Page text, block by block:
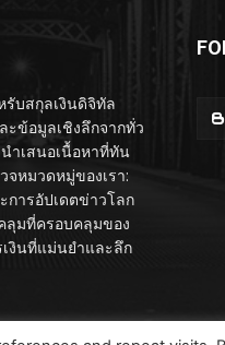
บสกุลเงินดิจิทัล
ะข้อมูลเชิงลึกจากทั่ว
ำเสนอเนื้อหาที่ทัน
หมวดหมู่ของเรา:
การอัปเดตข่าวโลก
ลุมที่ครอบคลุมของ
เงินที่แม่นยำและลึก